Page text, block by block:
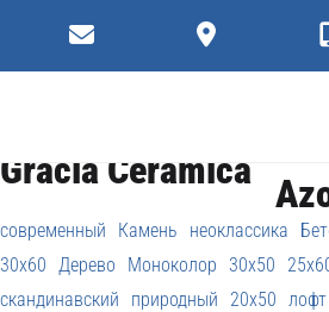
Gracia Ceramica
современный Камень неоклассика
30x60 Дерево Моноколор 30x50
скандинавский
природный 20x50 лофт